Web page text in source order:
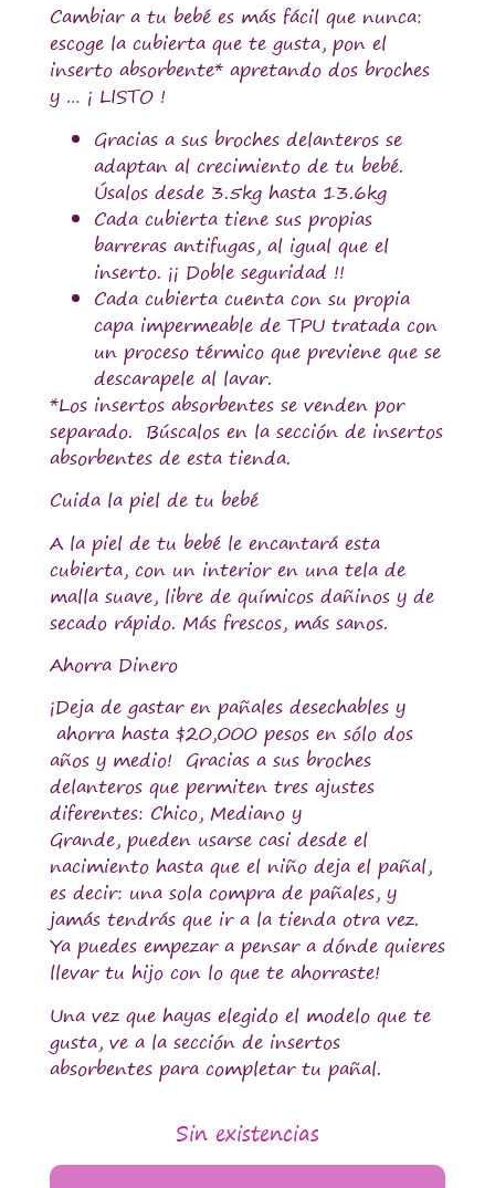
Cambiar a tu bebé es más fácil que nunca:
escoge la cubierta que te gusta, pon el
inserto absorbente* apretando dos broches
y … ¡ LISTO !
Gracias a sus broches delanteros se
adaptan al crecimiento de tu bebé.
Úsalos desde 3.5kg hasta 13.6kg
Cada cubierta tiene sus propias
barreras antifugas, al igual que el
inserto. ¡¡ Doble seguridad !!
Cada cubierta cuenta con su propia
capa impermeable de TPU tratada con
un proceso térmico que previene que se
descarapele al lavar.
*Los insertos absorbentes se venden por
separado. Búscalos en la sección de insertos
absorbentes de esta tienda.
Cuida la piel de tu bebé
A la piel de tu bebé le encantará esta
cubierta, con un interior en una tela de
malla suave, libre de químicos dañinos y de
secado rápido. Más frescos, más sanos.
Ahorra Dinero
¡Deja de gastar en pañales desechables y
ahorra hasta $20,000 pesos en sólo dos
años y medio! Gracias a sus broches
delanteros que permiten tres ajustes
diferentes: Chico, Mediano y
Grande, pueden usarse casi desde el
nacimiento hasta que el niño deja el pañal,
es decir: una sola compra de pañales, y
jamás tendrás que ir a la tienda otra vez.
Ya puedes empezar a pensar a dónde quieres
llevar tu hijo con lo que te ahorraste!
Una vez que hayas elegido el modelo que te
gusta, ve a la sección de insertos
absorbentes para completar tu pañal.
Sin existencias